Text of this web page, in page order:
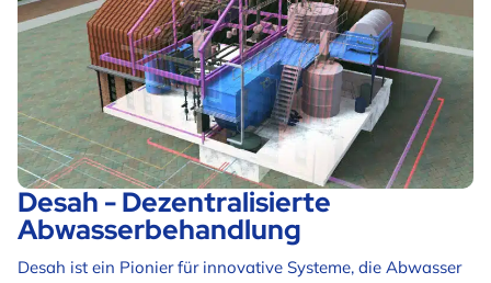
Desah - Dezentralisierte
Abwasserbehandlung
Desah ist ein Pionier für innovative Systeme, die Abwasser